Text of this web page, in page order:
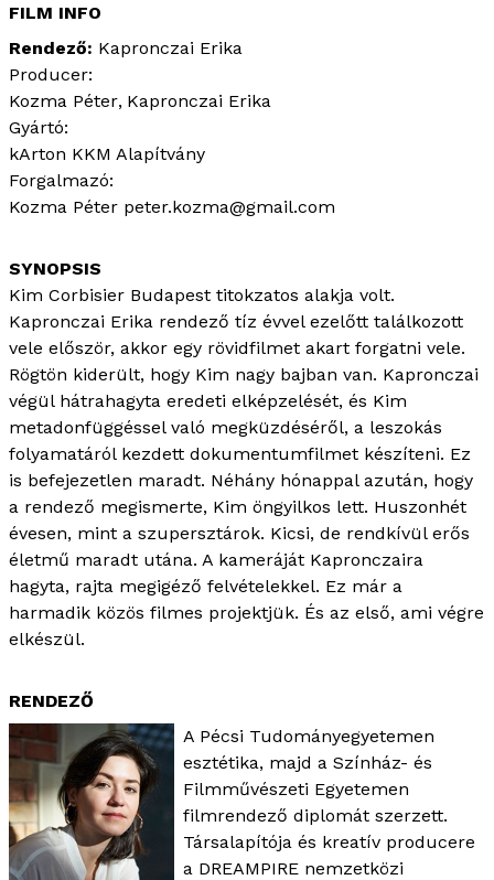
FILM INFO
Rendező
Kapronczai Erika
Producer:
Kozma Péter Kapronczai Erika
Gyártó:
kArton KKM Alapítvány
Forgalmazó:
Kozma Péter peter.kozma@gmail.com
Kim Corbisier Budapest titokzatos alakja volt.
Kapronczai Erika rendező tíz évvel ezelőtt találkozott
vele először, akkor egy rövidfilmet akart forgatni vele.
Rögtön kiderült, hogy Kim nagy bajban van. Kapronczai
végül hátrahagyta eredeti elképzelését, és Kim
metadonfüggéssel való megküzdéséről, a leszokás
folyamatáról kezdett dokumentumfilmet készíteni. Ez
is befejezetlen maradt. Néhány hónappal azután, hogy
a rendező megismerte, Kim öngyilkos lett. Huszonhét
évesen, mint a szupersztárok. Kicsi, de rendkívül erős
életmű maradt utána. A kameráját Kapronczaira
hagyta, rajta megigéző felvételekkel. Ez már a
harmadik közös filmes projektjük. És az első, ami végre
elkészül.
RENDEZŐ
A Pécsi Tudományegyetemen
esztétika, majd a Színház- és
Filmművészeti Egyetemen
filmrendező diplomát szerzett.
Társalapítója és kreatív producere
a DREAMPIRE nemzetközi